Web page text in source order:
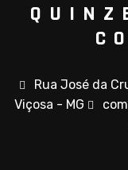
Rua José da
Viçosa - MG